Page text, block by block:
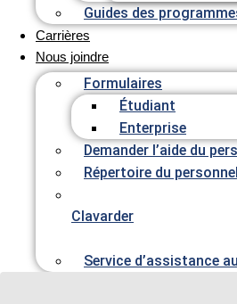
Guides des
Carrières
Nous joindre
Formulaires
Étudiant
Enterprise
Demander l’aide du
Répertoire du
Clavarder
Service d’assistance